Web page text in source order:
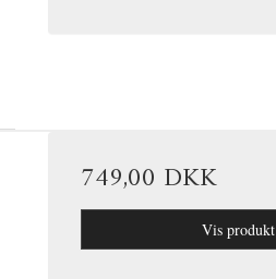
749,00 DKK
Vis produkt